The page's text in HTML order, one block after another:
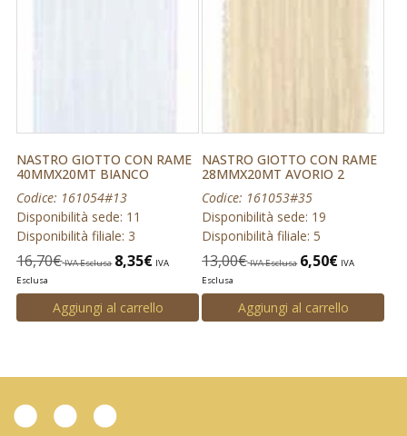
NASTRO GIOTTO CON RAME
40MMX20MT BIANCO
Codice: 161054#13
Disponibilità sede: 11
Disponibilità filiale: 3
16,70€ IVA Esclusa 8,35€ IVA
Esclusa
Aggiungi al carrello
NASTRO GIOTTO CON RAME
28MMX20MT AVORIO 2
Codice: 161053#35
Disponibilità sede: 19
Disponibilità filiale: 5
13,00€ IVA Esclusa 6,50€ IVA
Esclusa
Aggiungi al carrello